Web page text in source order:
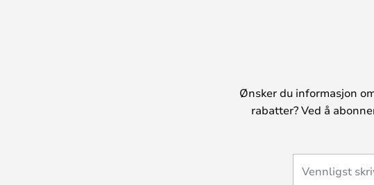
Ønsker du informasjon
rabatter? Ved å